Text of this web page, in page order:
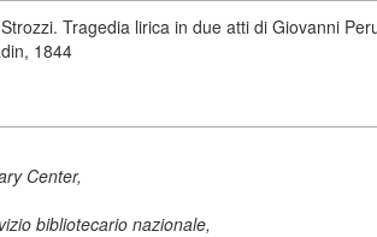
Tragedia lirica in due atti di Giovanni
1844
Center,
bibliotecario nazionale,